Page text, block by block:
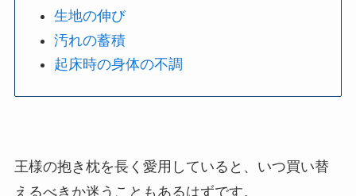
生地の伸び
汚れの蓄積
起床時の身体の不調
王様の抱き枕を長く愛用していると、いつ買い替
えるべきか迷うこともあるはずです。